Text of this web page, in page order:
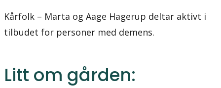
Kårfolk – Marta og Aage Hagerup deltar aktivt i
tilbudet for personer med demens.
Litt om gården: